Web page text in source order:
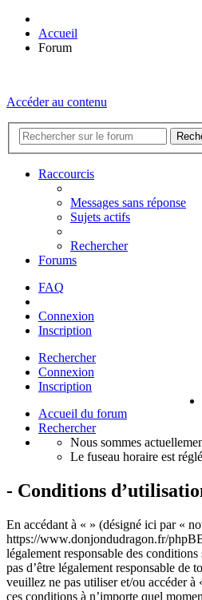
Accueil
Forum
Accéder au contenu
Raccourcis
Messages sans réponse
Sujets actifs
Rechercher
Forums
FAQ
Connexion
Inscription
Rechercher
Connexion
Inscription
Accueil du forum
Rechercher
Nous sommes
Le fuseau horaire est
- Conditions
En accédant à « » (désigné ici par «
https://www.donjondudragon.fr/
légalement responsable des
pas d’être légalement responsable de
veuillez ne pas utiliser et/ou accéder
ces conditions à n’importe quel